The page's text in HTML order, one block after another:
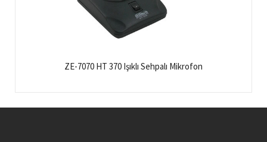
ZE-7070 HT 370 Işıklı Sehpalı Mikrofon